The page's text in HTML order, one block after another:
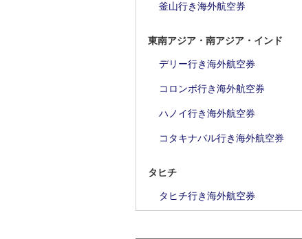
釜山行き海外航空券
東南アジア・南アジア・インド
デリー行き海外航空券
コロンボ行き海外航空券
ハノイ行き海外航空券
コタキナバル行き海外航空券
タヒチ
タヒチ行き海外航空券